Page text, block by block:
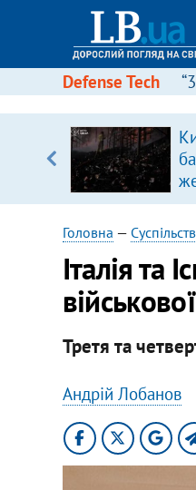
Defense Tech
Головна —
Італія та
Третя та
Андрій Лобанов